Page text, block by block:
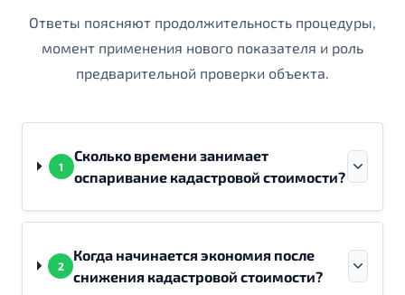
Ответы поясняют продолжительность процедуры,
момент применения нового показателя и роль
предварительной проверки объекта.
1
Сколько времени занимает
оспаривание кадастровой стоимости?
2
Когда начинается экономия после
снижения кадастровой стоимости?